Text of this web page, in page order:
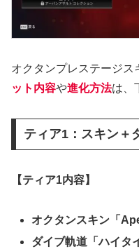
オクタンプレステージス
ット内容や進化方法は、
ティア1：スキン＋
【ティア1内容】
オクタンスキン「
ダイブ軌道「ハイタ